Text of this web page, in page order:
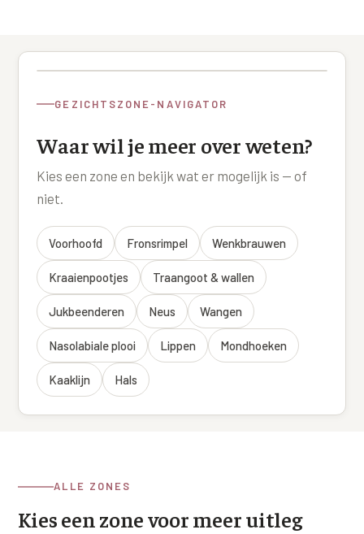
Donkere kringen onder de ogen
MIDDEN & MOND
Marionetlijnen
Mondhoeken
Verticale liplijntjes
Neus
Jukbeenderen
Kaaklijn
Hals
Ellansé
Juvéderm Volbella
Profhilo
Prostrolane
Radiesse
Restylane
Saypha Filler
Saypha Volume
Erfelijke Jowl Profiel
HORMONAAL / METABOOL
Stress Cortisol profiel
PCOS Huid profiel
HUIDPROBLEMEN
Overgevoelige Huid Profiel
Chronische ontstekingsprofiel
LIFESTYLE / MODERN
Instagram Gezicht Profiel
Online boeken
GEZICHTSZONE-NAVIGATOR
Waar wil je meer over weten?
Kies een zone en bekijk wat er mogelijk is — of
niet.
Voorhoofd Fronsrimpel Wenkbrauwen
Kraaienpootjes Traangoot & wallen
Jukbeenderen Neus Wangen
Nasolabiale plooi Lippen Mondhoeken
Kaaklijn Hals
ALLE ZONES
Kies een zone voor meer uitleg